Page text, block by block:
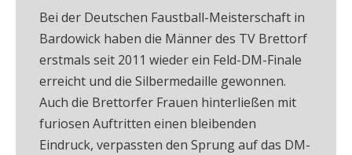
Bei der Deutschen Faustball-Meisterschaft in
Bardowick haben die Männer des TV Brettorf
erstmals seit 2011 wieder ein Feld-DM-Finale
erreicht und die Silbermedaille gewonnen.
Auch die Brettorfer Frauen hinterließen mit
furiosen Auftritten einen bleibenden
Eindruck, verpassten den Sprung auf das DM-